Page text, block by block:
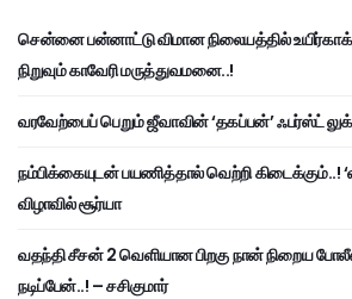
சென்னை பன்னாட்டு விமான நிலையத்தில்
நிறுவும் காவேரி மருத்துவமனை..!
வரவேற்பைப் பெறும் ஜீவாவின் ‘தகப்பன்’ ஃபர்ஸ்ட்
நம்பிக்கையுடன் பயணித்தால் வெற்றி கிடைக்கும்..!
விழாவில் சூர்யா
வதந்தி சீசன் 2 வெளியான பிறகு நான் நிறைய
நடிப்பேன்..! – சசிகுமார்